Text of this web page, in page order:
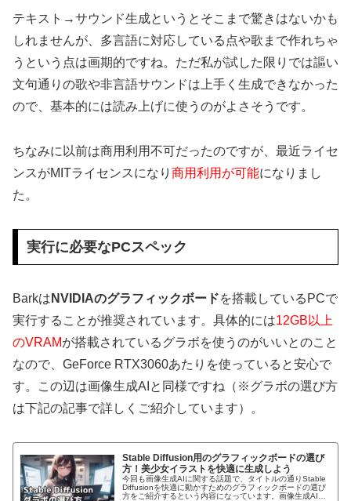
テキスト→サウンド生成というとそこまで驚きはないかも
しれませんが、多言語に対応している点や歌まで作れちゃ
うという点は画期的ですね。ただ私が試した限りでは謳い
文句通りの歌や非言語サウンドは上手く生成できなかった
ので、基本的には読み上げに使うのがよさそうです。
ちなみに以前は商用利用不可だったのですが、最近ライセ
ンスがMITライセンスになり 商用利用が可能になりまし
た。
実行に必要なPCスペック
Barkは NVIDIAのグラフィックボードを搭載しているPCで
実行することが推奨されています。具体的には12GB以上
のVRAMが搭載されているグラボを使うのがいいとのこと
なので、GeForce RTX3060あたりを使っていると安心で
す。この辺は画像生成AIと同様ですね（※グラボの選び方
は下記の記事で詳しくご紹介しています）。
Stable Diffusion用のグラフィックボードの選び
方！美少女イラストを快適に生成しよう
今回も画像生成AIに関する話題で、タイトルの通りStable
Diffusionを快適に動かすためのグラフィックボードの選び
方をご紹介するという内容になっています。画像生成AIの